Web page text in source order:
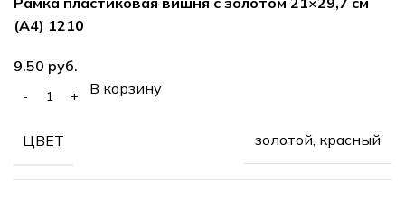
(А4) 1210
руб.
В корзину
ЦВЕТ золотой, красный